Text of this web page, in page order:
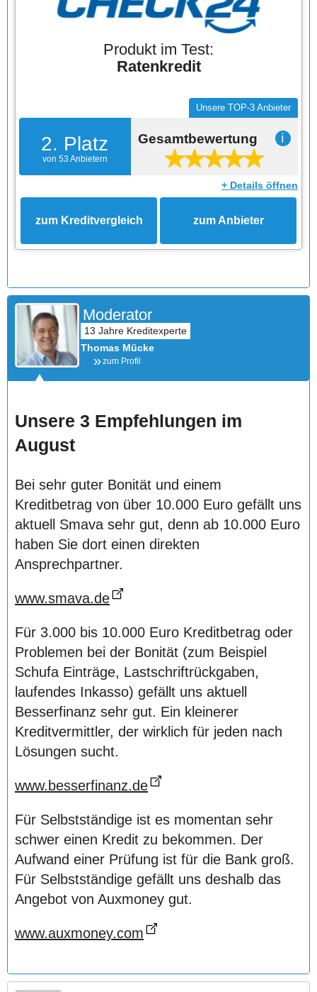
Produkt im Test:
Ratenkredit
2. Platz
von 53 Anbietern
Unsere TOP-3 Anbieter
Gesamtbewertung ℹ
+ Details öffnen
zum Kreditvergleich zum Anbieter
Moderator
Thomas Mücke
zum Profil
Unsere 3 Empfehlungen im
August
Bei sehr guter Bonität und einem
Kreditbetrag von über 10.000 Euro gefällt uns
aktuell Smava sehr gut, denn ab 10.000 Euro
haben Sie dort einen direkten
Ansprechpartner.
www.smava.de
Für 3.000 bis 10.000 Euro Kreditbetrag oder
Problemen bei der Bonität (zum Beispiel
Schufa Einträge, Lastschriftrückgaben,
laufendes Inkasso) gefällt uns aktuell
Besserfinanz sehr gut. Ein kleinerer
Kreditvermittler, der wirklich für jeden nach
Lösungen sucht.
www.besserfinanz.de
Für Selbstständige ist es momentan sehr
schwer einen Kredit zu bekommen. Der
Aufwand einer Prüfung ist für die Bank groß.
Für Selbstständige gefällt uns deshalb das
Angebot von Auxmoney gut.
www.auxmoney.com